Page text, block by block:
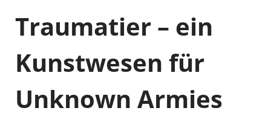
Traumatier – ein
Kunstwesen für
Unknown Armies